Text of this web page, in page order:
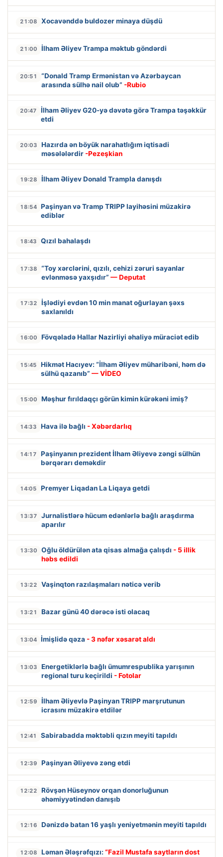
21:08 Xocavənddə buldozer minaya düşdü
21:00 İlham Əliyev Trampa məktub göndərdi
20:51
“Donald Tramp Ermənistan və Azərbaycan
arasında sülhə nail olub” -Rubio
20:47
İlham Əliyev G20-yə dəvətə görə Trampa təşəkkür
etdi
20:03
Hazırda ən böyük narahatlığım iqtisadi
məsələlərdir -Pezeşkian
19:28 İlham Əliyev Donald Trampla danışdı
18:54 Paşinyan və Tramp TRIPP layihəsini müzakirə
ediblər
18:43 Qızıl bahalaşdı
17:38
“Toy xərclərini, qızılı, cehizi zəruri sayanlar
evlənməsə yaxşıdır” — Deputat
17:32
İşlədiyi evdən 10 min manat oğurlayan şəxs
saxlanıldı
16:00 Fövqəladə Hallar Nazirliyi əhaliyə müraciət edib
15:45
Hikmət Hacıyev: “İlham Əliyev müharibəni, həm də
sülhü qazanıb” — VİDEO
15:00 Məşhur fırıldaqçı görün kimin kürəkəni imiş?
14:33 Hava ilə bağlı - Xəbərdarlıq
14:17
Paşinyanın prezident İlham Əliyevə zəngi sülhün
bərqərarı deməkdir
14:05 Premyer Liqadan La Liqaya getdi
13:37
Jurnalistlərə hücum edənlərlə bağlı araşdırma
aparılır
13:30 Oğlu öldürülən ata qisas almağa çalışdı - 5 illik
həbs edildi
13:22 Vaşinqton razılaşmaları nəticə verib
13:21 Bazar günü 40 dərəcə isti olacaq
13:04 İmişlidə qəza - 3 nəfər xəsarət aldı
13:03
Energetiklərlə bağlı ümumrespublika yarışının
regional turu keçirildi - Fotolar
12:59
İlham Əliyevlə Paşinyan TRIPP marşrutunun
icrasını müzakirə etdilər
12:41 Sabirabadda məktəbli qızın meyiti tapıldı
12:39 Paşinyan Əliyevə zəng etdi
12:22
Rövşən Hüseynov orqan donorluğunun
əhəmiyyətindən danışıb
12:16 Dənizdə batan 16 yaşlı yeniyetmənin meyiti tapıldı
12:08 Ləman Ələşrəfqızı: “Fazil Mustafa saytların dost